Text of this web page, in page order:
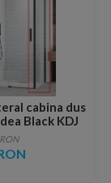
cabina dus
Black KDJ
x H200.5 cm
mat